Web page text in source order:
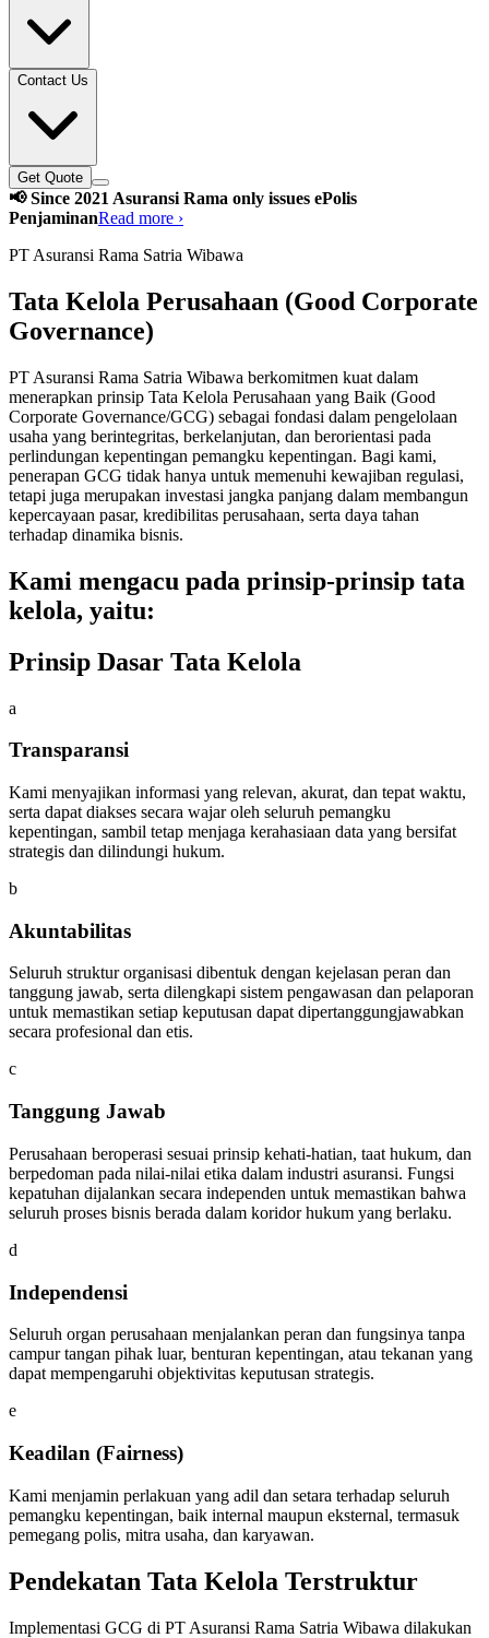
Contact Us
Get Quote
📢 Since 2021 Asuransi Rama only issues ePolis
PenjaminanRead more ›
PT Asuransi Rama Satria Wibawa
Tata Kelola Perusahaan (Good Corporate
Governance)
PT Asuransi Rama Satria Wibawa berkomitmen kuat dalam
menerapkan prinsip Tata Kelola Perusahaan yang Baik (Good
Corporate Governance/GCG) sebagai fondasi dalam pengelolaan
usaha yang berintegritas, berkelanjutan, dan berorientasi pada
perlindungan kepentingan pemangku kepentingan. Bagi kami,
penerapan GCG tidak hanya untuk memenuhi kewajiban regulasi,
tetapi juga merupakan investasi jangka panjang dalam membangun
kepercayaan pasar, kredibilitas perusahaan, serta daya tahan
terhadap dinamika bisnis.
Kami mengacu pada prinsip-prinsip tata
kelola, yaitu:
Prinsip Dasar Tata Kelola
a
Transparansi
Kami menyajikan informasi yang relevan, akurat, dan tepat waktu,
serta dapat diakses secara wajar oleh seluruh pemangku
kepentingan, sambil tetap menjaga kerahasiaan data yang bersifat
strategis dan dilindungi hukum.
b
Akuntabilitas
Seluruh struktur organisasi dibentuk dengan kejelasan peran dan
tanggung jawab, serta dilengkapi sistem pengawasan dan pelaporan
untuk memastikan setiap keputusan dapat dipertanggungjawabkan
secara profesional dan etis.
c
Tanggung Jawab
Perusahaan beroperasi sesuai prinsip kehati-hatian, taat hukum, dan
berpedoman pada nilai-nilai etika dalam industri asuransi. Fungsi
kepatuhan dijalankan secara independen untuk memastikan bahwa
seluruh proses bisnis berada dalam koridor hukum yang berlaku.
d
Independensi
Seluruh organ perusahaan menjalankan peran dan fungsinya tanpa
campur tangan pihak luar, benturan kepentingan, atau tekanan yang
dapat mempengaruhi objektivitas keputusan strategis.
e
Keadilan (Fairness)
Kami menjamin perlakuan yang adil dan setara terhadap seluruh
pemangku kepentingan, baik internal maupun eksternal, termasuk
pemegang polis, mitra usaha, dan karyawan.
Pendekatan Tata Kelola Terstruktur
Implementasi GCG di PT Asuransi Rama Satria Wibawa dilakukan